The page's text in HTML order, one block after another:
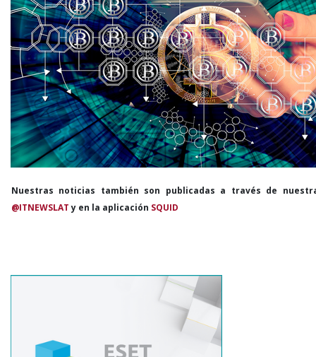
Nuestras noticias también son publicadas a través de
@ITNEWSLATy en la aplicación SQUID